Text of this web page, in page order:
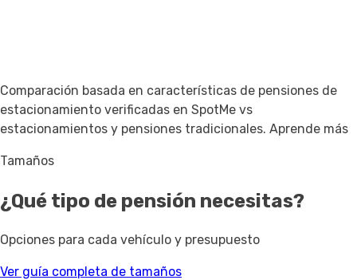
Comparación basada en características de pensiones de
estacionamiento verificadas en SpotMe vs
estacionamientos y pensiones tradicionales. Aprende más
Tamaños
¿Qué tipo de pensión necesitas?
Opciones para cada vehículo y presupuesto
Ver guía completa de tamaños